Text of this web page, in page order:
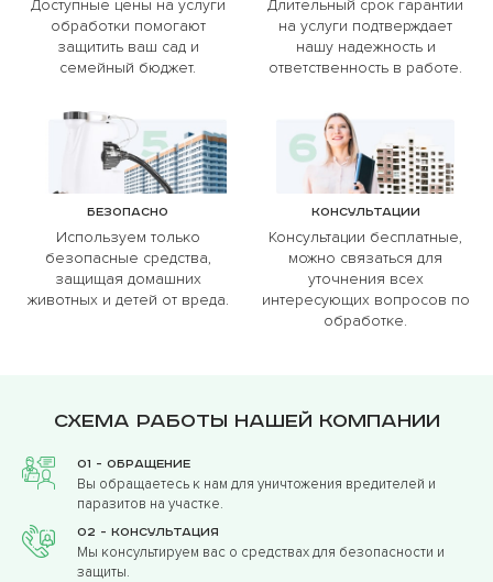
Доступные цены на услуги
обработки помогают
защитить ваш сад и
семейный бюджет.
Длительный срок гарантии
на услуги подтверждает
нашу надежность и
ответственность в работе.
Безопасно
Используем только
безопасные средства,
защищая домашних
животных и детей от вреда.
Консультации
Консультации бесплатные,
можно связаться для
уточнения всех
интересующих вопросов по
обработке.
Схема работы нашей компании
01 - Обращение
Вы обращаетесь к нам для уничтожения вредителей и
паразитов на участке.
02 - Консультация
Мы консультируем вас о средствах для безопасности и
защиты.